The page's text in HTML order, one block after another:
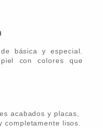
básica y especial.
con colores que
acabados y placas,
lisos.